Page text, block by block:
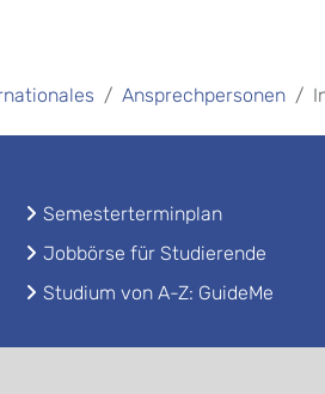
Ansprechpersonen
Semesterterminplan
Jobbörse für Studierende
Studium von A-Z: GuideMe